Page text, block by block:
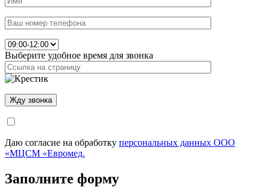
Выберите удобное время для звонка
Даю согласие на обработку персональных данных ООО
«МЦСМ «Евромед.
Заполните форму